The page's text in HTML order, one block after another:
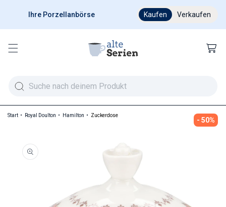
Ihre Porzellanbörse Ab 200 €
Kaufen Verkaufen
Start Royal Doulton Hamilton Zuckerdose
- 50%